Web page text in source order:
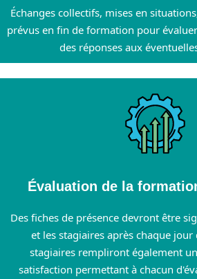
Échanges collectifs, mises en
prévus en fin de formation pour
des réponses aux
Évaluation de la
Des fiches de présence devront être
et les stagiaires après chaque
stagiaires rempliront également
satisfaction permettant à chacun